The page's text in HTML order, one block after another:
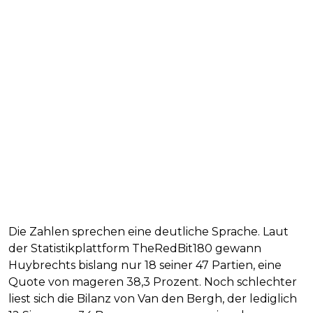
Die Zahlen sprechen eine deutliche Sprache. Laut
der Statistikplattform TheRedBit180 gewann
Huybrechts bislang nur 18 seiner 47 Partien, eine
Quote von mageren 38,3 Prozent. Noch schlechter
liest sich die Bilanz von Van den Bergh, der lediglich